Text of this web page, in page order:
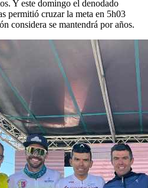
Y este domingo el denodado
permitió cruzar la meta en 5h03
considera se mantendrá por años.